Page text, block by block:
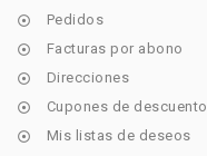
 Pedidos
 Facturas por abono
 Direcciones
 Cupones de descuento
 Mis listas de deseos